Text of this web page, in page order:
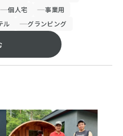
個人宅
事業用
ル グランピング